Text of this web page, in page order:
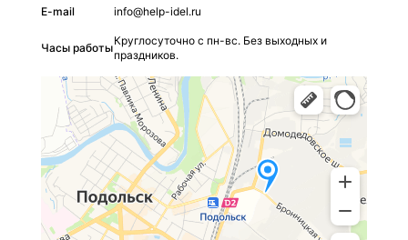
E-mail info@help-idel.ru
Часы работы
Круглосуточно с пн-вс. Без выходных и
праздников.